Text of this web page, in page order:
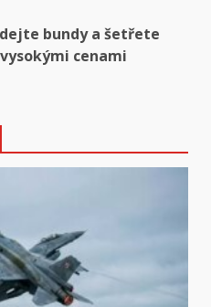
bundy a šetřete
cenami